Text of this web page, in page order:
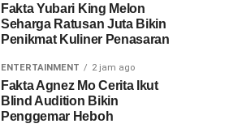
Fakta Yubari King Melon
Seharga Ratusan Juta Bikin
Penikmat Kuliner Penasaran
ENTERTAINMENT 2 jam ago
Fakta Agnez Mo Cerita Ikut
Blind Audition Bikin
Penggemar Heboh